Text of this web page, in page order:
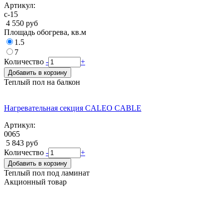
Артикул:
с-15
4 550 руб
Площадь обогрева, кв.м
1.5
7
Количество - +
Добавить в корзину
Теплый пол на балкон
Нагревательная секция CALEO CABLE
Артикул:
0065
5 843 руб
Количество - +
Добавить в корзину
Теплый пол под ламинат
Акционный товар